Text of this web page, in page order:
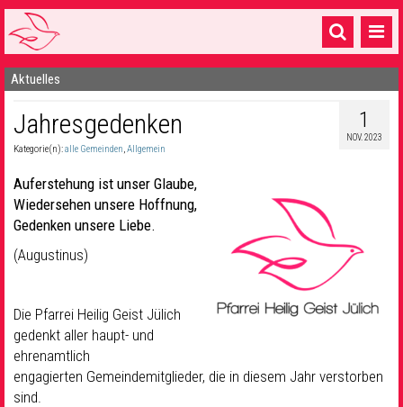
Startseite
1 Pfarrei
16 Gemeinden & mehr
Gottesdienste & Sinnsuche
Sakramente & Feste
Gemeinschaft & Soziales
Seelsorge & Kontakt
Aktuelles
1
NOV. 2023
Jahresgedenken
Kategorie(n):alle Gemeinden,Allgemein
Auferstehung ist unser Glaube,
Wiedersehen unsere Hoffnung,
Gedenken unsere Liebe.
(Augustinus)
Die Pfarrei Heilig Geist Jülich
gedenkt aller haupt- und
ehrenamtlich
engagierten Gemeindemitglieder, die in diesem Jahr verstorben
sind.